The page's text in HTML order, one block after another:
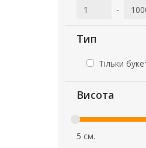
-
Тип
Тільки
Висота
5 см.